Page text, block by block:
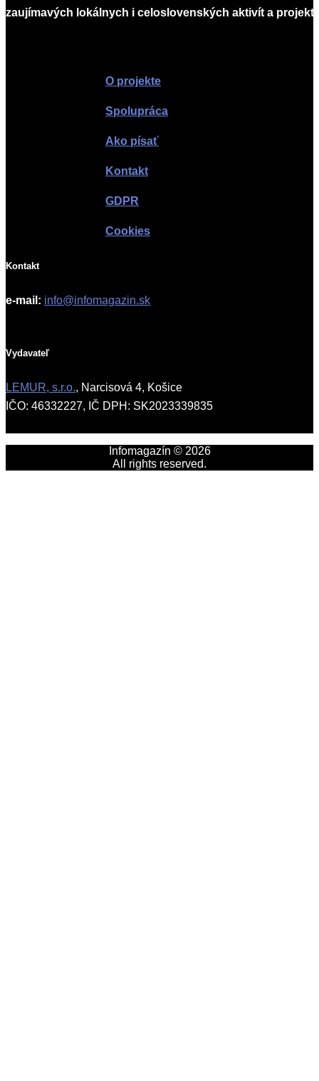
zaujímavých lokálnych i celoslovenských aktivít a
O projekte
Spolupráca
Ako písať
Kontakt
GDPR
Cookies
Kontakt
e-mail: info@infomagazin.sk
Vydavateľ
LEMUR, s.r.o., Narcisová 4, Košice
IČO: 46332227, IČ DPH: SK2023339835
Infomagazín © 2026
All rights reserved.